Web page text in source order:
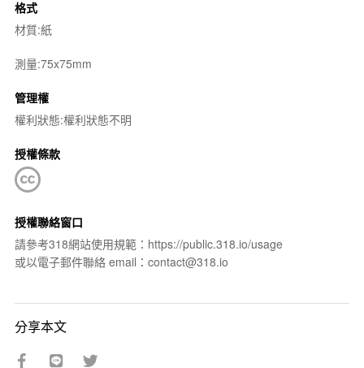
格式
材質:紙
測量:75x75mm
管理權
權利狀態:權利狀態不明
授權條款
授權聯絡窗口
請參考318網站使用規範：https://public.318.io/usage
或以電子郵件聯絡 email：contact@318.io
分享本文